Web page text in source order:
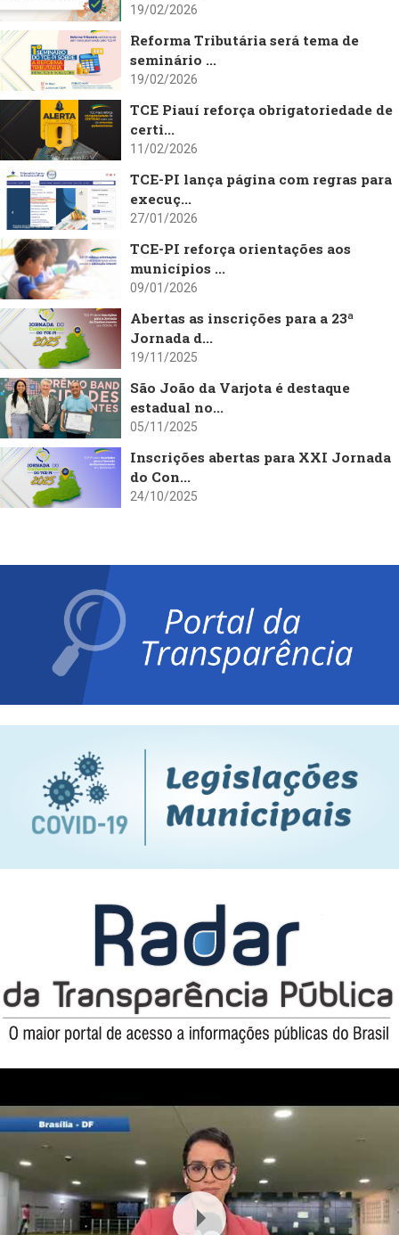
19/02/2026
Reforma Tributária será tema de
seminário ...
19/02/2026
TCE Piauí reforça obrigatoriedade de
certi...
11/02/2026
TCE-PI lança página com regras para
execuç...
27/01/2026
TCE-PI reforça orientações aos
municípios ...
09/01/2026
Abertas as inscrições para a 23ª
Jornada d...
19/11/2025
São João da Varjota é destaque
estadual no...
05/11/2025
Inscrições abertas para XXI Jornada
do Con...
24/10/2025